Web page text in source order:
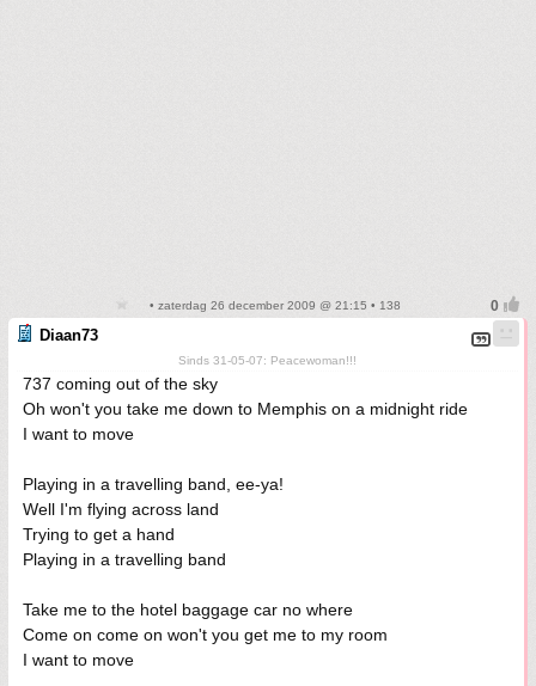
• zaterdag 26 december 2009 @ 21:15 • 138
Diaan73
Sinds 31-05-07: Peacewoman!!!
737 coming out of the sky
Oh won't you take me down to Memphis on a midnight ride
I want to move
Playing in a travelling band, ee-ya!
Well I'm flying across land
Trying to get a hand
Playing in a travelling band
Take me to the hotel baggage car no where
Come on come on won't you get me to my room
I want to move